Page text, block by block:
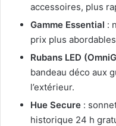
accessoires, plus
Gamme Essential :
prix plus
Rubans LED
bandeau déco aux
l’extérieur.
Hue Secure :
historique 24 h